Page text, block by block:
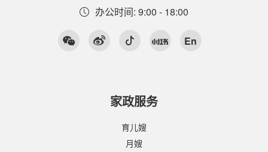
办公时间: 9:00 - 18:00
En
家政服务
育儿嫂
月嫂